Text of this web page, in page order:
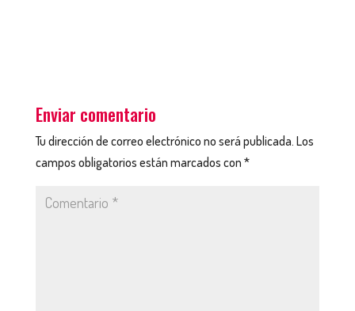
Enviar comentario
Tu dirección de correo electrónico no será publicada. Los
campos obligatorios están marcados con *